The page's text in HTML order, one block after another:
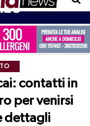
contatti in
per venirsi
dettagli